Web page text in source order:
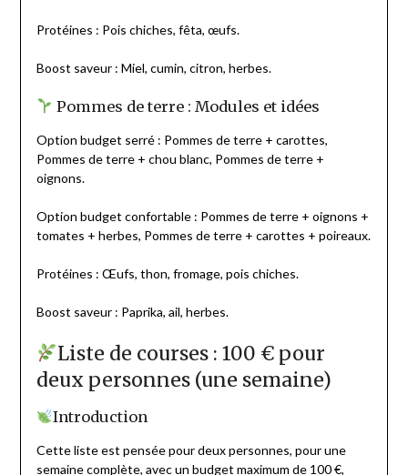
Protéines : Pois chiches, fêta, œufs.
Boost saveur : Miel, cumin, citron, herbes.
Pommes de terre : Modules et idées
Option budget serré : Pommes de terre + carottes,
Pommes de terre + chou blanc, Pommes de terre +
oignons.
Option budget confortable : Pommes de terre + oignons +
tomates + herbes, Pommes de terre + carottes + poireaux.
Protéines : Œufs, thon, fromage, pois chiches.
Boost saveur : Paprika, ail, herbes.
Liste de courses : 100 € pour
deux personnes (une semaine)
Introduction
Cette liste est pensée pour deux personnes, pour une
semaine complète, avec un budget maximum de 100 €,